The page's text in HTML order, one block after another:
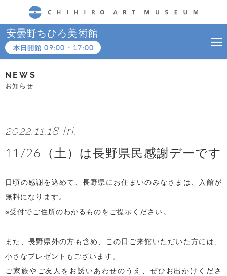
CHIHIRO ART MUSEUM
安曇野ちひろ美術館
本日開館09:00 - 17:00
NEWS
お知らせ
2022.11.18 fri.
11/26（土）は長野県民感謝デーです
日頃の感謝を込めて、長野県にお住まいのみなさまは、入館が
無料になります。
※受付でご住所のわかるものをご提示ください。
また、長野県外の方も含め、この日ご来館いただいた方には、
小さなプレゼントもございます。
ご家族やご友人をお誘いあわせのうえ、ぜひお出かけくださ